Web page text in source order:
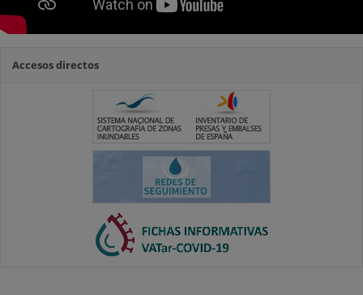
Accesos directos